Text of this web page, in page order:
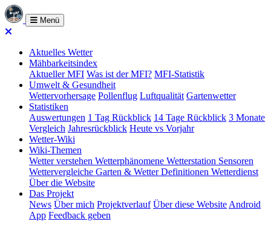
Menü
Aktuelles Wetter
Mähbarkeitsindex
Aktueller MFI Was ist der MFI? MFI-Statistik
Umwelt & Gesundheit
Wettervorhersage Pollenflug Luftqualität Gartenwetter
Statistiken
Auswertungen 1 Tag Rückblick 14 Tage Rückblick 3 Monate
Vergleich Jahresrückblick Heute vs Vorjahr
Wetter-Wiki
Wiki-Themen
Wetter verstehen Wetterphänomene Wetterstation Sensoren
Wettervergleiche Garten & Wetter Definitionen Wetterdienst
Über die Website
Das Projekt
News Über mich Projektverlauf Über diese Website Android
App Feedback geben